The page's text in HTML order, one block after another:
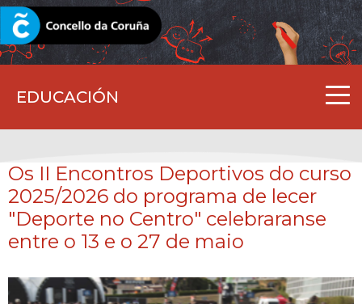
EDUCACIÓN
CORUNA.GAL
Os II Encontros Deportivos do curso
2025/2026 do programa de lecer
"Deporte no Centro" celebraranse
entre o 13 e o 27 de maio